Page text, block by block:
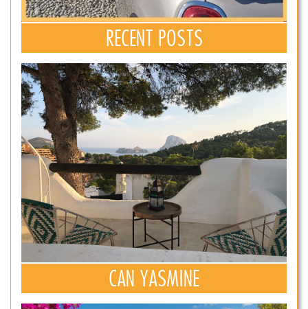
RECENT POSTS
CAN YASMINE